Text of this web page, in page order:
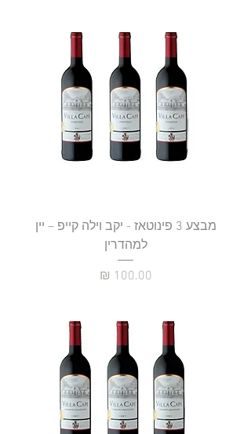
מבצע 3 פינוטאז - יקב וילה קייפ – יין
למהדרין
מחיר